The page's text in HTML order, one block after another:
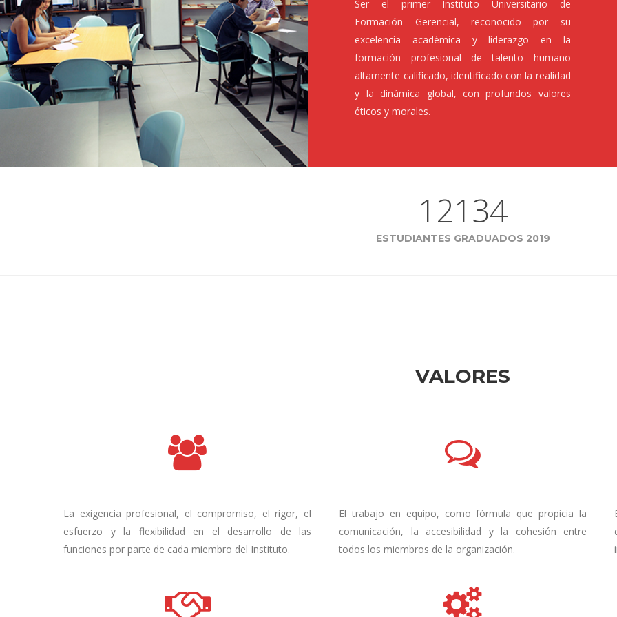
Ser el primer Instituto Universitario de
Formación Gerencial, reconocido por su
excelencia académica y liderazgo en la
formación profesional de talento humano
altamente calificado, identificado con la realidad
y la dinámica global, con profundos valores
éticos y morales.
12134
ESTUDIANTES GRADUADOS 2019
VALORES
La exigencia profesional, el compromiso, el rigor, el
esfuerzo y la flexibilidad en el desarrollo de las
funciones por parte de cada miembro del Instituto.
El trabajo en equipo, como fórmula que propicia la
comunicación, la accesibilidad y la cohesión entre
todos los miembros de la organización.